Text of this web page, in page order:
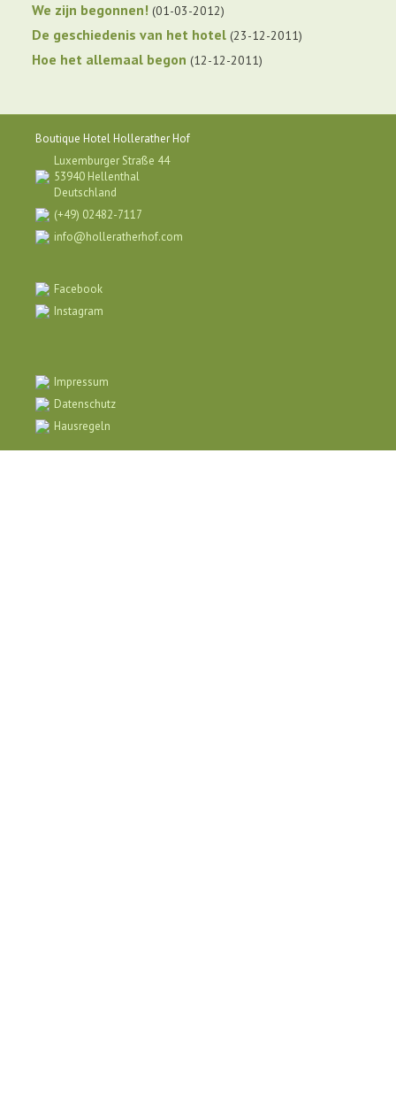
We zijn begonnen! 01-03-2012
De geschiedenis van het hotel 23-12-2011
Hoe het allemaal begon 12-12-2011
Boutique Hotel Hollerather Hof
Luxemburger Straße 44
53940 Hellenthal
Deutschland
(+49) 02482-7117
info@holleratherhof.com
Facebook
Instagram
Impressum
Datenschutz
Hausregeln